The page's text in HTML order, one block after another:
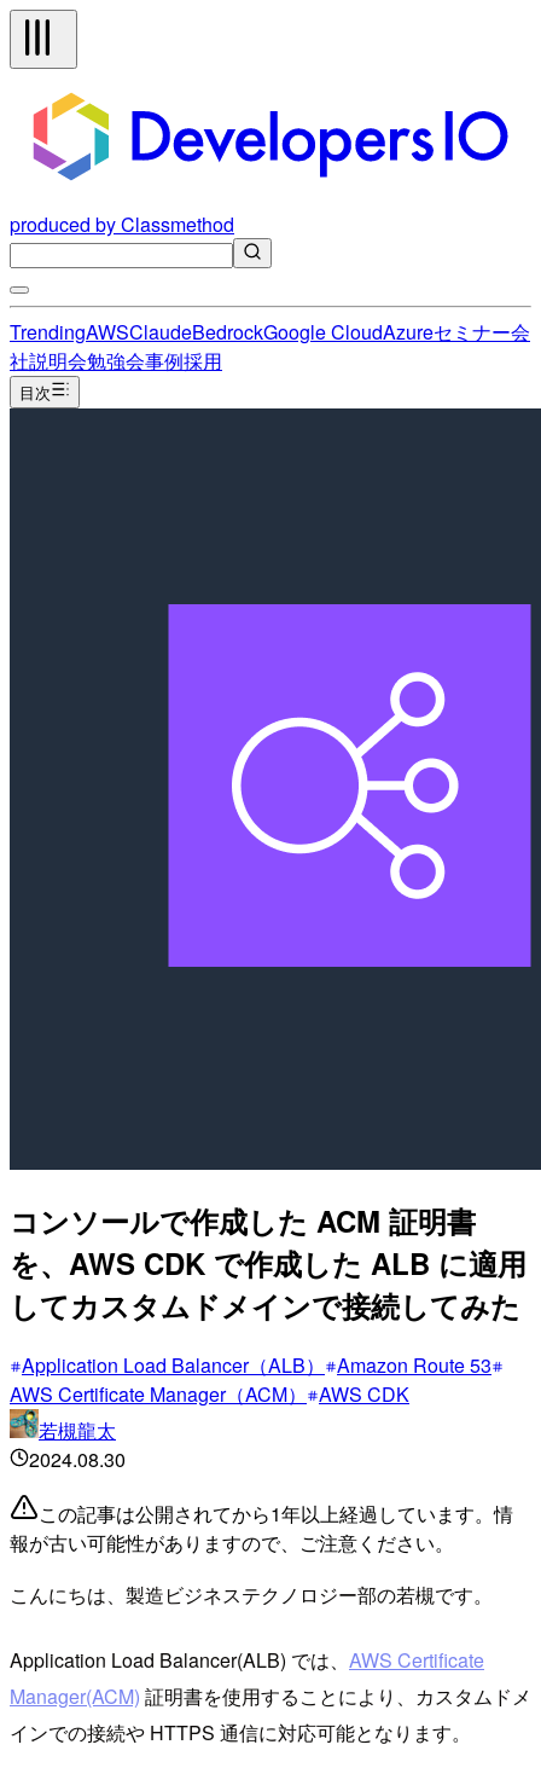
produced by Classmethod
TrendingAWSClaudeBedrockGoogle CloudAzureセミナー会
社説明会勉強会事例採用
目次
コンソールで作成した ACM 証明書
を、AWS CDK で作成した ALB に適用
してカスタムドメインで接続してみた
Application Load Balancer（ALB）
Amazon Route 53
AWS Certificate Manager（ACM）
AWS CDK
若槻龍太
2024.08.30
この記事は公開されてから1年以上経過しています。情
報が古い可能性がありますので、ご注意ください。
こんにちは、製造ビジネステクノロジー部の若槻です。
Application Load Balancer(ALB) では、 AWS Certificate
Manager(ACM) 証明書を使用することにより、カスタムドメ
インでの接続や HTTPS 通信に対応可能となります。